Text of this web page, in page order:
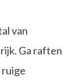
van
Ga raften